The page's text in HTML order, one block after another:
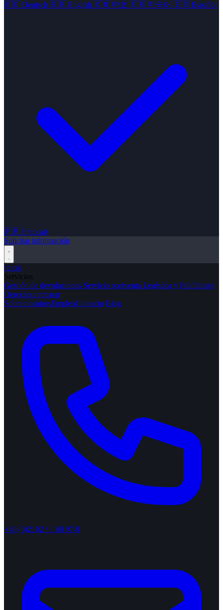
🇩🇪 Deutsch 🇬🇧 English 🇨🇳 中文 🇰🇷 한국어 🇪🇸 Español
🇫🇷 Français
Solicitar información
Inicio
Servicios
Gestión de devoluciones Servicio postventa Logística y Fulfillment
Derecho a reparar
Sobre nosotrosEmpleoContacto Blog
+49 (0)2102 / 1 68 97-0